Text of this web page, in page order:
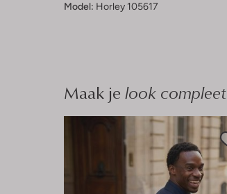
Model: Horley 105617
Maak je look compleet